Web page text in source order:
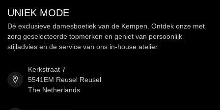
UNIEK MODE
Dé exclusieve damesboetiek van de Kempen. Ontdek onze met
zorg geselecteerde topmerken en geniet van persoonlijk
stijladvies en de service van ons in-house atelier.
Kerkstraat 7
5541EM Reusel Reusel
The Netherlands